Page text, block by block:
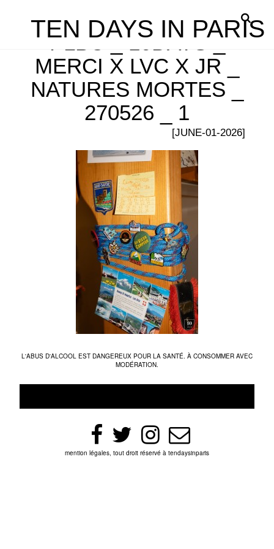
TEN DAYS IN PARIS
PLBC _ 10DAYS _
MERCI X LVC X JR _
NATURES MORTES _
270526 _ 1
[JUNE-01-2026]
L'ABUS D'ALCOOL EST DANGEREUX POUR LA SANTÉ. À CONSOMMER AVEC
MODÉRATION.
mention légales, tout droit réservé à tendaysinparis